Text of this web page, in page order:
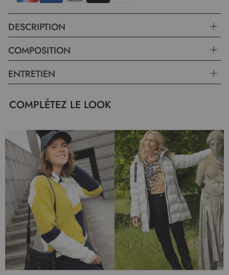
DESCRIPTION
COMPOSITION
ENTRETIEN
COMPLÉTEZ LE LOOK